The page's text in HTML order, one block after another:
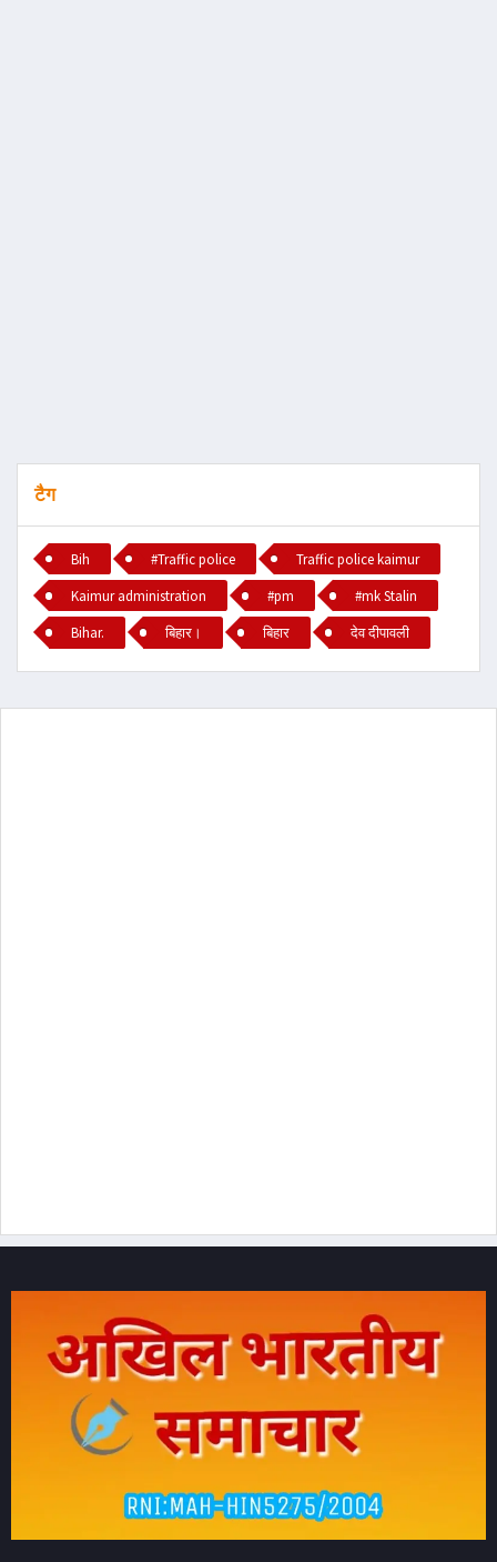
टैग
Bih #Traffic police
Traffic police kaimur
Kaimur administration
#pm
#mk Stalin
Bihar.
बिहार। बिहार देव दीपावली